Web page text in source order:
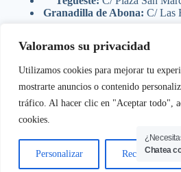
Valoramos su privacidad
Utilizamos cookies para mejorar tu
mostrarte anuncios o contenido
tráfico. Al hacer clic en "Aceptar todo",
cookies.
Personalizar Rechazar todo
Granadilla de Abona:C/ Las
Aviso legal
Política de cookies
Femete 2026
Chatea